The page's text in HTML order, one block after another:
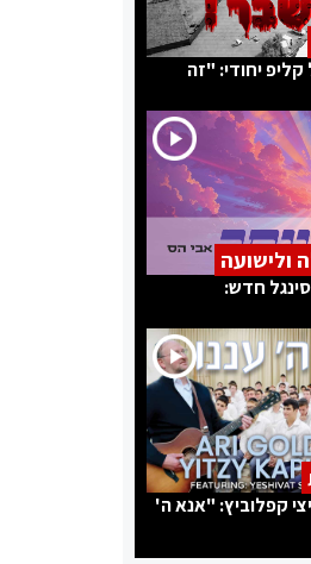
קליפ יחודי: "זה
ולישועה
חדש:
קפלוביץ: "אנא ה'